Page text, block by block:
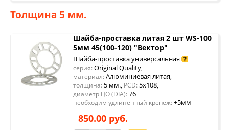
Толщина 5 мм.
Шайба-проставка литая 2 шт WS-100
5мм 45(100-120) "Вектор"
Шайба-проставка универсальная
серия: Original Quality,
материал: Алюминиевая литая,
толщина: 5 мм., PCD: 5x108,
диаметр ЦО (DIA): 76
необходим удлиненный крепеж: +5мм
850.00 руб.